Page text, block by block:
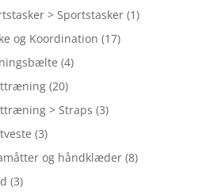
> Sportstasker (1)
og Koordination (17)
(4)
(20)
> Straps (3)
(3)
og håndklæder (8)
(3)